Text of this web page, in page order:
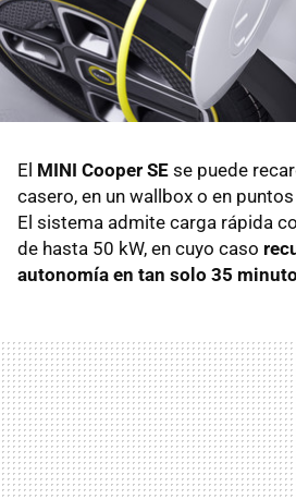
El MINI Cooper SE se puede
casero, en un wallbox o en
El sistema admite carga rápida
de hasta 50 kW, en cuyo caso
autonomía en tan solo 35